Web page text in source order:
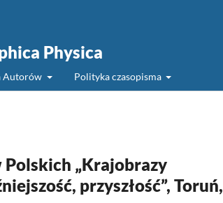
Physica
Autorów Polityka czasopisma
„Krajobrazy
przyszłość”, Toruń,